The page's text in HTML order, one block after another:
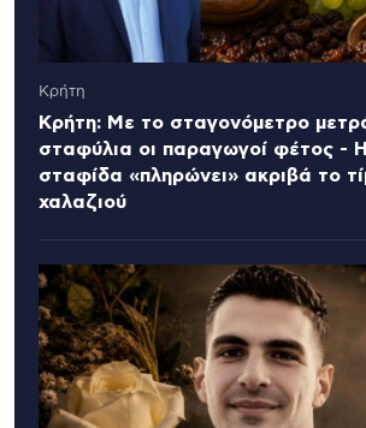
Κρήτη
Κρήτη: Με το σταγονόμετρο
σταφύλια οι παραγωγοί φέτος - Η
σταφίδα «πληρώνει» ακριβά το
χαλαζιού